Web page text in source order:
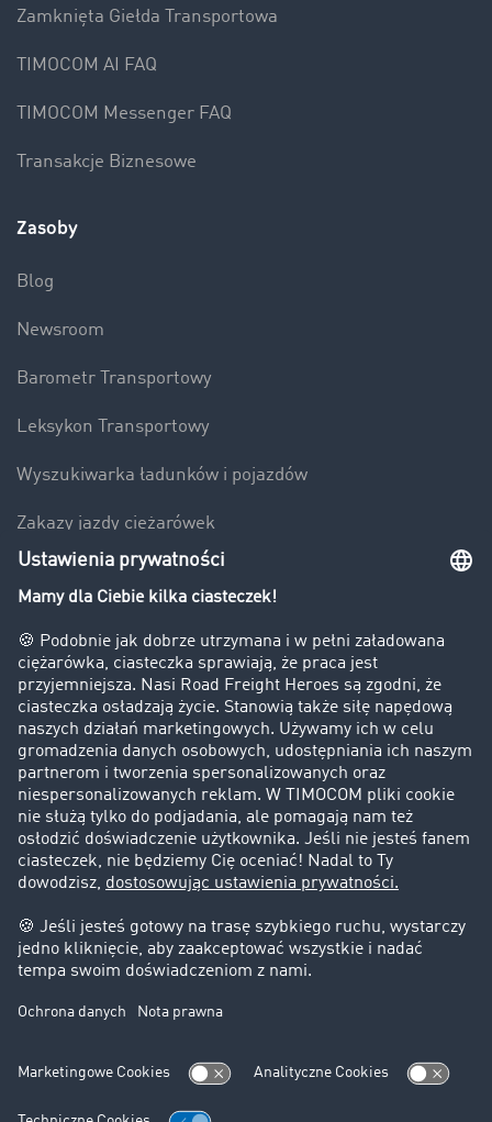
Zamknięta Giełda Transportowa
TIMOCOM AI FAQ
TIMOCOM Messenger FAQ
Transakcje Biznesowe
Zasoby
Blog
Newsroom
Barometr Transportowy
Leksykon Transportowy
Wyszukiwarka ładunków i pojazdów
Zakazy jazdy ciężarówek
Bezpieczeństwo
Firma
Historie sukcesu
Klienci pozyskują nowych klientów
Informacje prawne
Impressum
OWU
Ochrona danych
Ustawienia plików cookies